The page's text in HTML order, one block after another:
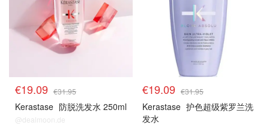
€19.09 €31.95
Kerastase 防脱洗发水 250ml
@dealmoon.de
€19.09 €31.95
Kerastase 护色超级紫罗兰洗
发水